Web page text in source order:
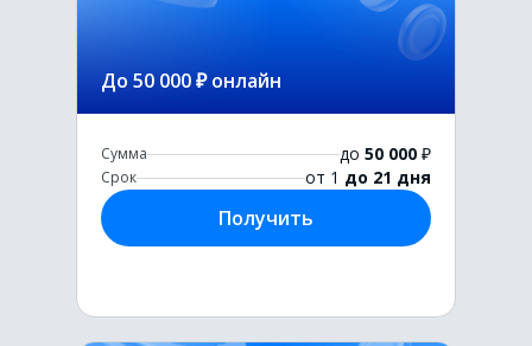
До 50 000 ₽ онлайн
Сумма до 50 000 ₽
Срок от 1 до 21 дня
Получить